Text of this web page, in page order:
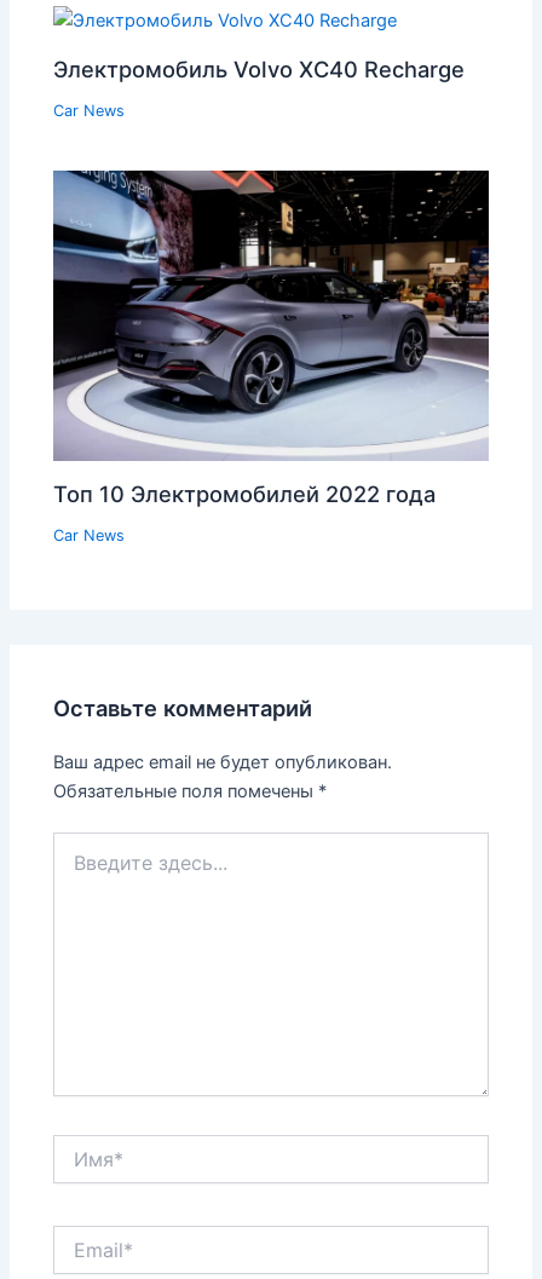
Электромобиль Volvo XC40 Recharge
Car News
Топ 10 Электромобилей 2022 года
Car News
Оставьте комментарий
Ваш адрес email не будет опубликован.
Обязательные поля помечены *
здесь...